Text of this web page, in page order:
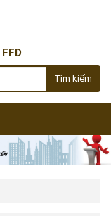
Tìm kiếm